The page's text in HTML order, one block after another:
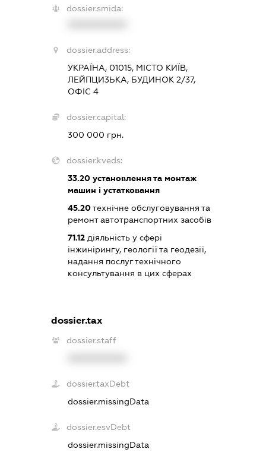
dossier.smida:
dossier.address:
УКРАЇНА, 01015, МІСТО КИЇВ,
ЛЕЙПЦИ3ЬКА, БУДИНОК 2/37,
ОФІС 4
dossier.capital:
300 000 грн.
dossier.kveds:
33.20установлення та монтаж
машин і устатковання
45.20технічне обслуговування та
ремонт автотранспортних засобів
71.12діяльність у сфері
інжинірингу, геології та геодезії,
надання послуг технічного
консультування в цих сферах
dossier.tax
dossier.staff
dossier.taxDebt
dossier.missingData
dossier.esvDebt
dossier.missingData